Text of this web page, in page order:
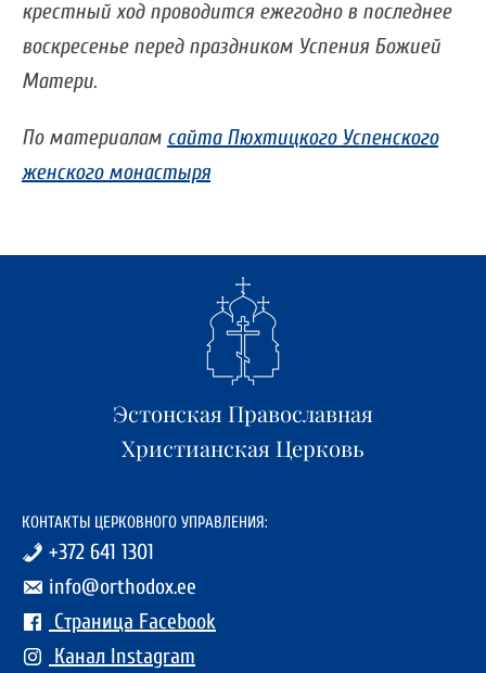
крестный ход проводится ежегодно в последнее
воскресенье перед праздником Успения Божией
Матери.
По материалам сайта Пюхтицкого Успенского
женского монастыря
Эстонская Православная
Христианская Церковь
КОНТАКТЫ ЦЕРКОВНОГО УПРАВЛЕНИЯ:
+372 641 1301
info@orthodox.ee
Страница Facebook
Канал Instagram